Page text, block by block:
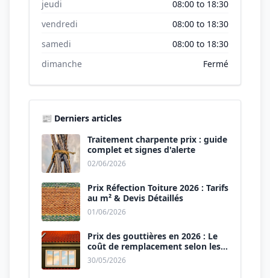
jeudi
08:00 to 18:30
vendredi
08:00 to 18:30
samedi
08:00 to 18:30
dimanche
Fermé
📰 Derniers articles
Traitement charpente prix : guide
complet et signes d'alerte
02/06/2026
Prix Réfection Toiture 2026 : Tarifs
au m² & Devis Détaillés
01/06/2026
Prix des gouttières en 2026 : Le
coût de remplacement selon les
matériaux
30/05/2026